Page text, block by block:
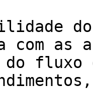
com as
fluxo